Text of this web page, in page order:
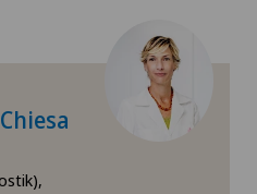
Künstliche Bandscheibe